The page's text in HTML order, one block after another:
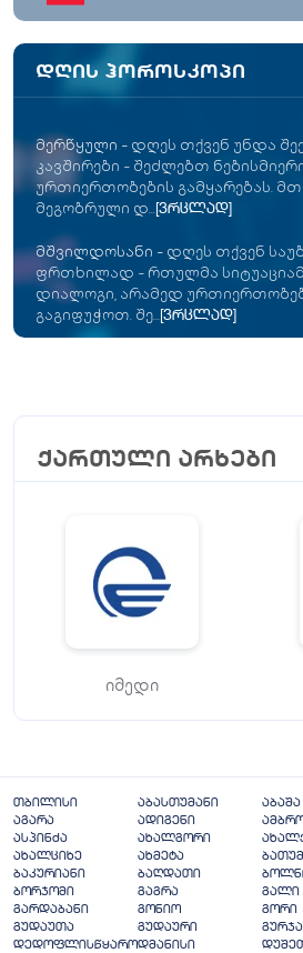
დღის ჰოროსკოპი
მერწყული - დღეს თქვენ უნდა
კავშირები - შეძლებთ
ურთიერთობების გამყარებას.
მეგობრული დ... [ვრცლად]
მშვილდოსანი - დღეს თქვენ
ფრთხილად - რთულმა
დიალოგი, არამედ
გაგიფუჭოთ. შე... [ვრცლად]
ქართული არხები
იმედი
თბილისი აბასთუმანი
აბაშა
აგარა
ადიგენი
ასპინძა
ახალგორი
ახალციხე
ახმეტა
ბაკურიანი
ბაღდათი
ბორჯომი
გაგრა
გალი
გარდაბანი
გონიო
გორი
გუდაუთა
გუდაური
დედოფლისწყაროდმანისი